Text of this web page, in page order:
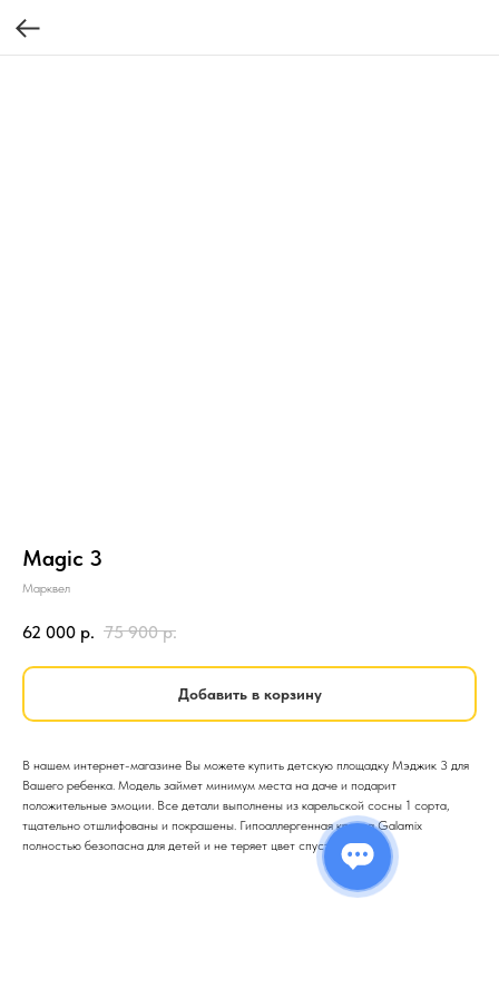
Magic 3
Марквел
62 000 р. 75 900 р.
Добавить в корзину
В нашем интернет-магазине Вы можете купить детскую площадку Мэджик 3 для
Вашего ребенка. Модель займет минимум места на даче и подарит
положительные эмоции. Все детали выполнены из карельской сосны 1 сорта,
тщательно отшлифованы и покрашены. Гипоаллергенная краска Galamix
полностью безопасна для детей и не теряет цвет спустя годы.